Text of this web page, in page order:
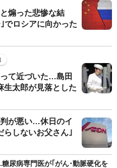
煽った悲惨な結
ロシアに向かった
て近づいた…島田
生太郎が見落とした
が悪い…休日のイ
らしないお父さん｣
尿病専門医が｢がん･動脈硬化を